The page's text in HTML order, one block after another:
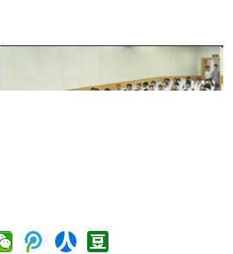
荣获优秀毕业生的同
参加毕业典礼的同